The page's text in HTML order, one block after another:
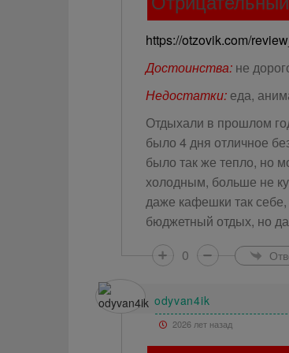
https://otzovik.com/
Достоинства: не
Недостатки: еда,
Отдыхали в прошлом
было 4 дня отличное
было так же тепло, но
холодным, больше не
даже кафешки так
бюджетный отдых, но
0
odyvan4ik
2026 лет назад